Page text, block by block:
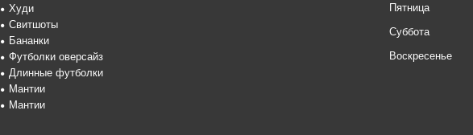
Худи
Свитшоты
Бананки
Футболки оверсайз
Длинные футболки
Мантии
Мантии
Пятница
Суббота
Воскресенье